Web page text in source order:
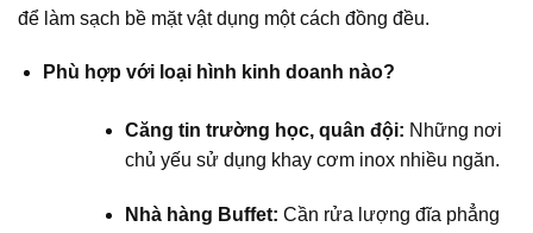
để làm sạch bề mặt vật dụng một cách đồng đều.
Phù hợp với loại hình kinh doanh nào?
Căng tin trường học, quân đội: Những nơi
chủ yếu sử dụng khay cơm inox nhiều ngăn.
Nhà hàng Buffet: Cần rửa lượng đĩa phẳng